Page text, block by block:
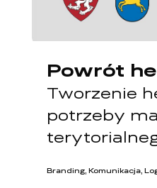
Powrót
Tworzenie
potrzeby
Branding, Komunikacja,